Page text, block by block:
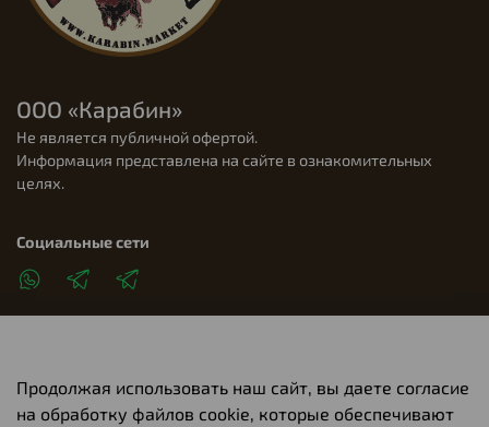
Клиентам
ООО «Карабин»
Не является публичной офертой.
Информация представлена на сайте в ознакомительных
целях.
Социальные сети
Продолжая использовать наш сайт, вы даете согласие
на обработку файлов cookie, которые обеспечивают